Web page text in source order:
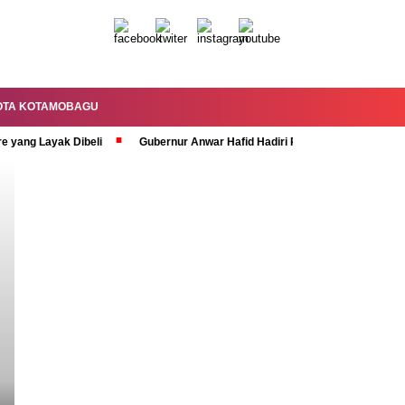
KOTAMOBAGU
yang Layak Dibeli Gubernur Anwar Hafid Hadiri Rapat Paripurna